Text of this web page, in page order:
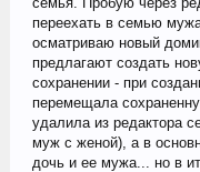
переехать в семью
осматриваю новый
предлагают создать
сохранении - при
перемещала
удалила из редактора
муж с женой), а в
дочь и ее мужа... но в